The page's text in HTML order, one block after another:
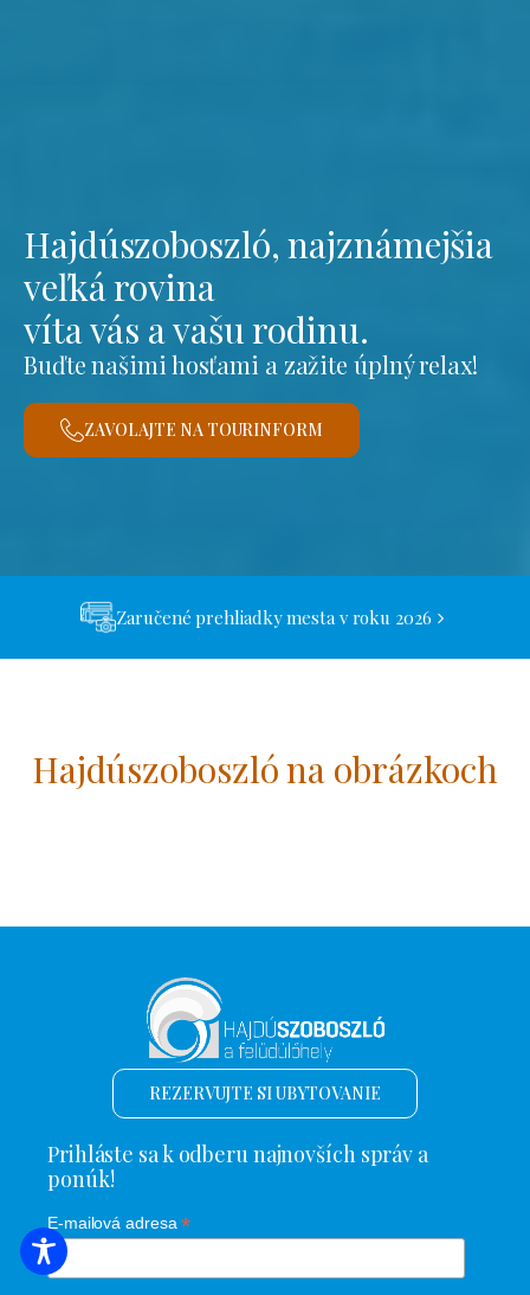
Hajdúszoboszló, najznámejšia
veľká rovina
víta vás a vašu rodinu.
Buďte našimi hosťami a zažite úplný relax!
ZAVOLAJTE NA TOURINFORM
Zaručené prehliadky mesta v roku 2026
Hajdúszoboszló na obrázkoch
REZERVUJTE SI UBYTOVANIE
Prihláste sa k odberu najnovších správ a
ponúk!
E-mailová adresa*